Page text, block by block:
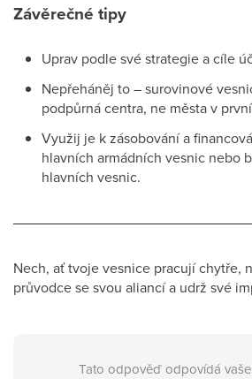
Závěrečné tipy
Uprav podle své strategie a cíle
Nepřeháněj to – surovinové
podpůrná centra, ne města v
Využij je k zásobování a
hlavních armádních vesnic nebo
hlavních vesnic.
Nech, ať tvoje vesnice pracují chytře,
průvodce se svou aliancí a udrž své
Tato odpověď odpovídá